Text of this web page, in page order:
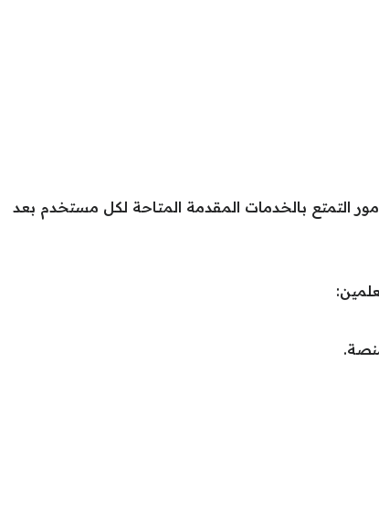
التمتع بالخدمات المقدمة المتاحة لكل مستخدم بعد